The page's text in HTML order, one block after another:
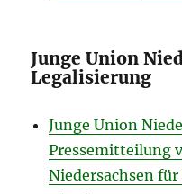
Junge Union
Legalisierung
Junge Union
Pressemitteilung
Niedersachsen